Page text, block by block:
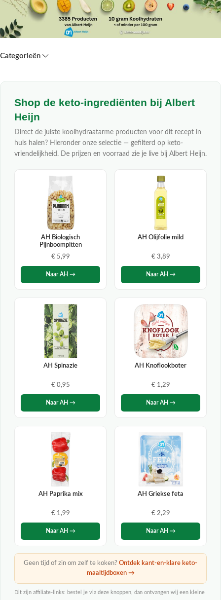
Categorieën
Shop de keto-ingrediënten bij Albert
Heijn
Direct de juiste koolhydraatarme producten voor dit recept in
huis halen? Hieronder onze selectie — gefilterd op keto-
vriendelijkheid. De prijzen en voorraad zie je live bij Albert Heijn.
AH Biologisch
Pijnboompitten
€ 5,99
Naar AH →
AH Olijfolie mild
€ 3,89
Naar AH →
AH Spinazie
€ 0,95
Naar AH →
AH Knoflookboter
€ 1,29
Naar AH →
AH Paprika mix
€ 1,99
Naar AH →
AH Griekse feta
€ 2,29
Naar AH →
Geen tijd of zin om zelf te koken? Ontdek kant-en-klare keto-
maaltijdboxen →
Dit zijn affiliate-links: bestel je via deze knoppen, dan ontvangen wij een kleine